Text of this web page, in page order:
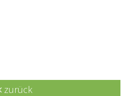
zurück